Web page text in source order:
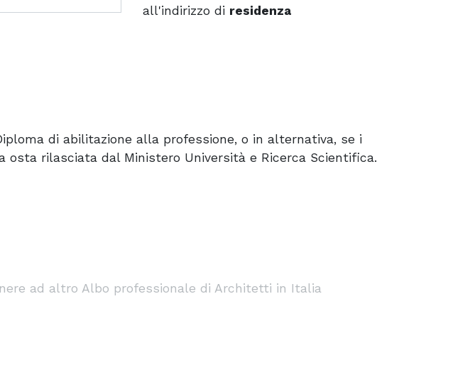
all'indirizzo di residenza
di abilitazione alla professione, o in alternativa, se i
rilasciata dal Ministero Università e Ricerca Scientifica.
ad altro Albo professionale di Architetti in Italia